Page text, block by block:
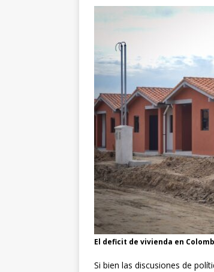
El deficit de vivienda en
Si bien las discusiones de